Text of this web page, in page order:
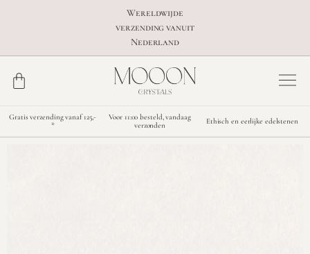
Wereldwijde
verzending vanuit
Nederland
Gratis verzending vanaf 125,-
*
Voor 11:00 besteld, vandaag
verzonden
Ethisch en eerlijke edelstenen